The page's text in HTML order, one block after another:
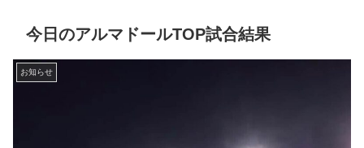
今日のアルマドールTOP試合結果
お知らせ